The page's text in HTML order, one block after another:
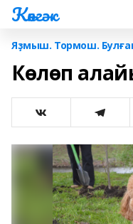
Көнгәк
Яҙмыш. Тормош.
Көлөп